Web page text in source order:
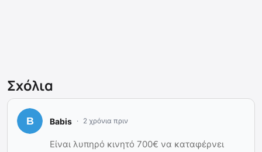
Σχόλια
Babis 2 χρόνια πριν
Είναι λυπηρό κινητό 700€ να καταφέρνει